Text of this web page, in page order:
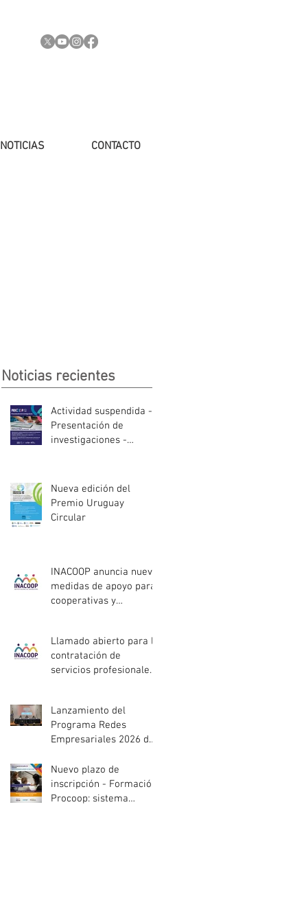
NOTICIAS CONTACTO
Noticias recientes
Actividad suspendida -
Presentación de
investigaciones -
Nueva edición del
Premio Uruguay
Circular
INACOOP anuncia nueve
medidas de apoyo para
cooperativas y
afectadas por el
temporal
Llamado abierto para la
contratación de
servicios profesionales
Lanzamiento del
Programa Redes
Empresariales 2026 de
Nuevo plazo de
inscripción - Formación
Procoop: sistema